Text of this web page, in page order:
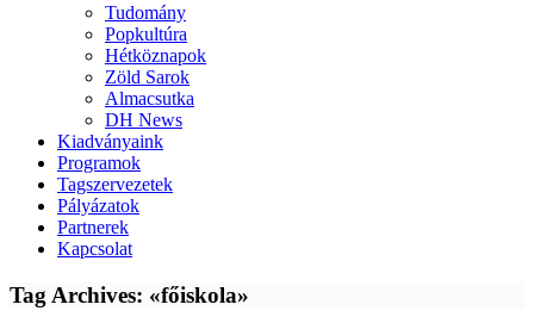
Tudomány
Popkultúra
Hétköznapok
Zöld Sarok
Almacsutka
DH News
Kiadványaink
Programok
Tagszervezetek
Pályázatok
Partnerek
Kapcsolat
Tag Archives: «főiskola»